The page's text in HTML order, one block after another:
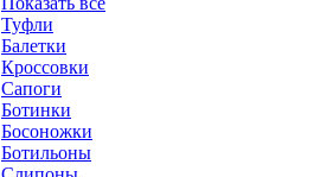
Туфли
Балетки
Кроссовки
Сапоги
Ботинки
Босоножки
Ботильоны